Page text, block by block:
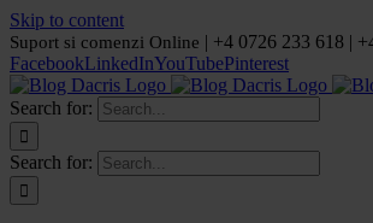
Skip to content
Suport si comenzi Online | +4 0726 233 618 |
FacebookLinkedInYouTubePinterest
Search for:
Search for: